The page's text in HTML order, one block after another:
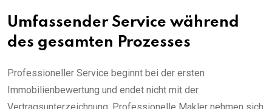
Umfassender Service während
des gesamten Prozesses
Professioneller Service beginnt bei der ersten
Immobilienbewertung und endet nicht mit der
Vertragsunterzeichnung. Professionelle Makler nehmen sich